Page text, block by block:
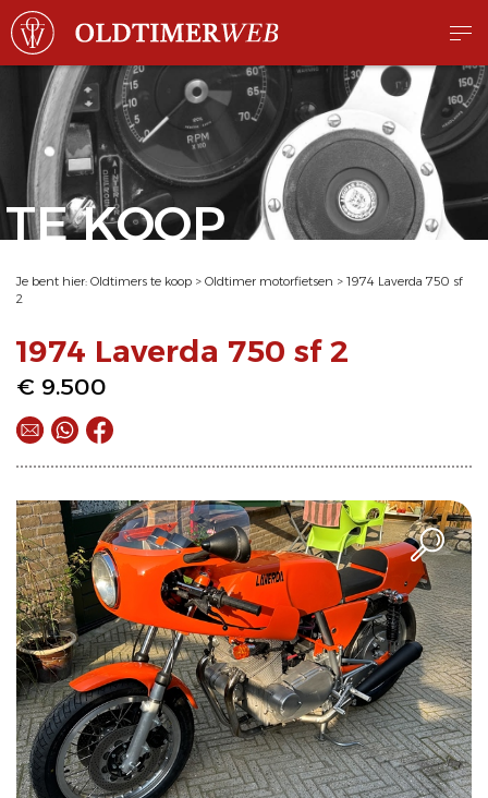
TE KOOP
Je bent hier: Oldtimers te koop > Oldtimer motorfietsen > 1974 Laverda 750 sf
2
1974 Laverda 750 sf 2
€ 9.500